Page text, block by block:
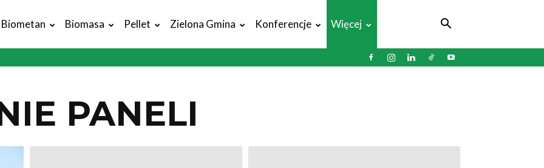
Biometan Biomasa Pellet Zielona Gmina Konferencje Więcej
PANELI